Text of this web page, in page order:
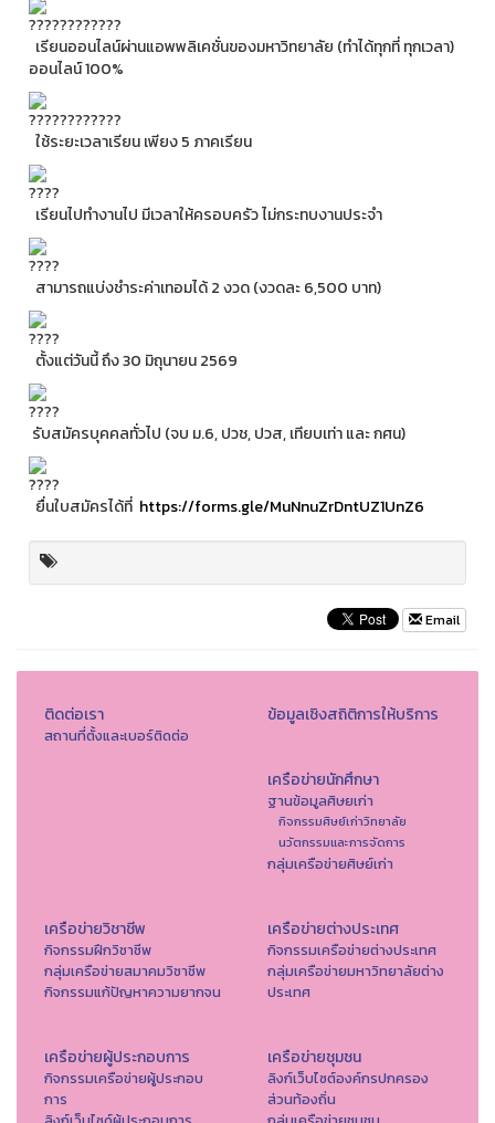
เรียนออนไลน์ผ่านแอพพลิเคชั่นของมหาวิทยาลัย (ทำได้ทุกที่ ทุกเวลา)
ออนไลน์ 100%
ใช้ระยะเวลาเรียน เพียง 5 ภาคเรียน
เรียนไปทำงานไป มีเวลาให้ครอบครัว ไม่กระทบงานประจำ
สามารถแบ่งชำระค่าเทอมได้ 2 งวด (งวดละ 6,500 บาท)
ตั้งแต่วันนี้ ถึง 30 มิถุนายน 2569
รับสมัครบุคคลทั่วไป (จบ ม.6, ปวช, ปวส, เทียบเท่า และ กศน)
ยื่นใบสมัครได้ที่ https://forms.gle/MuNnuZrDntUZ1UnZ6
Email
ติดต่อเรา
สถานที่ตั้งและเบอร์ติดต่อ
ข้อมูลเชิงสถิติการให้บริการ
เครือข่ายนักศึกษา
ฐานข้อมูลศิษยเก่า
กิจกรรมศิษย์เก่าวิทยาลัย
นวัตกรรมและการจัดการ
กลุ่มเครือข่ายศิษย์เก่า
เครือข่ายวิชาชีพ
กิจกรรมฝึกวิชาชีพ
กลุ่มเครือข่ายสมาคมวิชาชีพ
กิจกรรมแก้ปัญหาความยากจน
เครือข่ายต่างประเทศ
กิจกรรมเครือข่ายต่างประเทศ
กลุ่มเครือข่ายมหาวิทยาลัยต่าง
ประเทศ
เครือข่ายผู้ประกอบการ
กิจกรรมเครือข่ายผู้ประกอบ
การ
เครือข่ายชุมชน
ลิงก์เว็บไซต์องค์กรปกครอง
ส่วนท้องถิ่น